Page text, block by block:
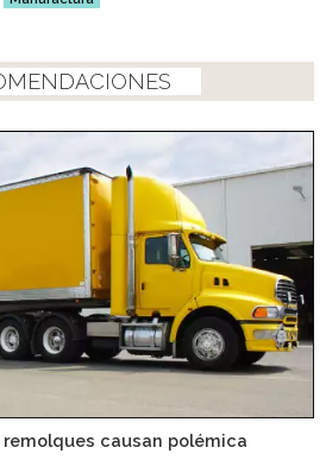
remolques causan polémica